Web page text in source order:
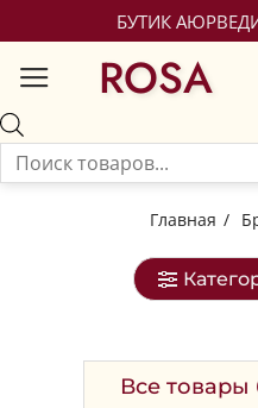
БУТИК
ROSA
Главная /
Все товары